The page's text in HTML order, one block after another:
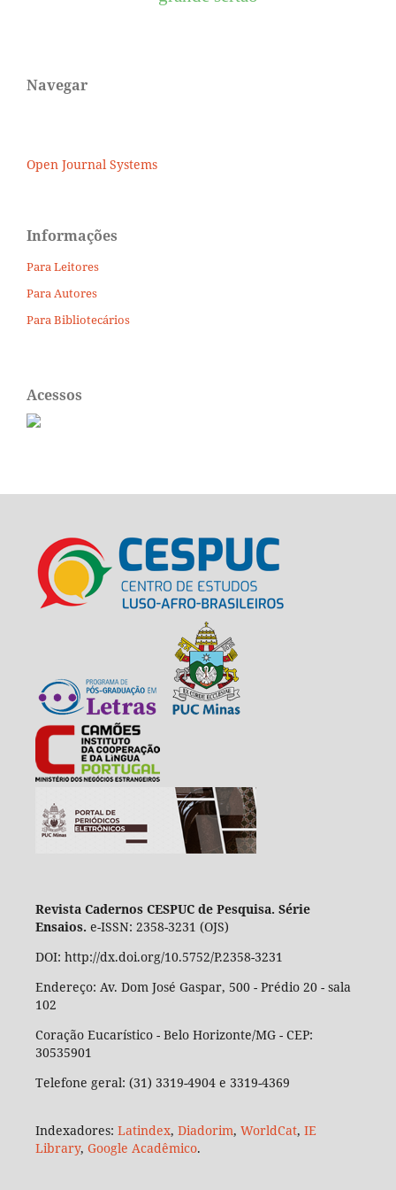
Navegar
Open Journal Systems
Informações
Para Leitores
Para Autores
Para Bibliotecários
Acessos
Revista Cadernos CESPUC de Pesquisa. Série
Ensaios. e-ISSN: 2358-3231 (OJS)
DOI: http://dx.doi.org/10.5752/P.2358-3231
Endereço: Av. Dom José Gaspar, 500 - Prédio 20 - sala
102
Coração Eucarístico - Belo Horizonte/MG - CEP:
30535901
Telefone geral: (31) 3319-4904 e 3319-4369
Indexadores: Latindex, Diadorim, WorldCat, IE
Library, Google Acadêmico.